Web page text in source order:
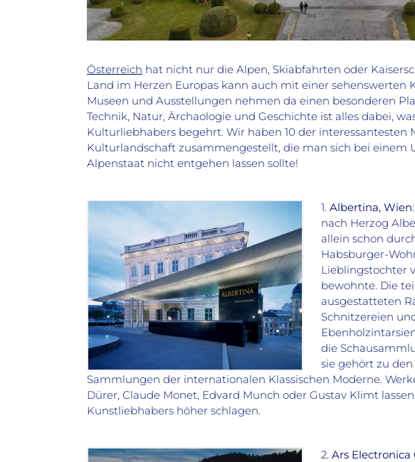
Österreich hat nicht nur die Alpen, Skiabfahrten oder
Land im Herzen Europas kann auch mit einer sehenswerten
Museen und Ausstellungen nehmen da einen besonderen
Technik, Natur, Ärchaologie und Geschichte ist alles dabei,
Kulturliebhabers begehrt. Wir haben 10 der interessantesten
Kulturlandschaft zusammengestellt, die man sich bei einem
Alpenstaat nicht entgehen lassen sollte!
1. Albertina, Wien
nach Herzog
allein schon
Habsburger-
Lieblingstochter
bewohnte. Die
ausgestatteten
Schnitzereien
die
sie gehört zu
Sammlungen der internationalen Klassischen Moderne.
Dürer, Claude Monet, Edvard Munch oder Gustav Klimt
Kunstliebhabers höher schlagen.
2. Ars Electronica